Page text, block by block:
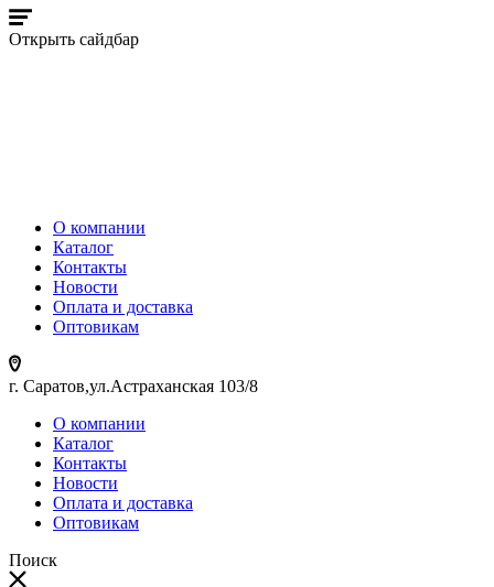
Открыть сайдбар
О компании
Каталог
Контакты
Новости
Оплата и доставка
Оптовикам
г. Саратов,ул.Астраханская 103/8
О компании
Каталог
Контакты
Новости
Оплата и доставка
Оптовикам
Поиск